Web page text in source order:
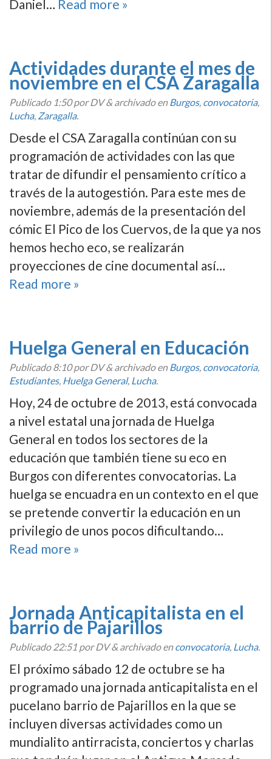
Daniel… Read more »
Actividades durante el mes de
noviembre en el CSA Zaragalla
Publicado 1:50por DV&archivado enBurgos, convocatoria,
Lucha, Zaragalla.
Desde el CSA Zaragalla continúan con su
programación de actividades con las que
tratar de difundir el pensamiento crí­tico a
través de la autogestión. Para este mes de
noviembre, además de la presentación del
cómic El Pico de los Cuervos, de la que ya nos
hemos hecho eco, se realizarán
proyecciones de cine documental así­…
Read more »
Huelga General en Educación
Publicado8:10por DV&archivado enBurgos, convocatoria,
Estudiantes, Huelga General, Lucha.
Hoy, 24 de octubre de 2013, está convocada
a nivel estatal una jornada de Huelga
General en todos los sectores de la
educación que también tiene su eco en
Burgos con diferentes convocatorias. La
huelga se encuadra en un contexto en el que
se pretende convertir la educación en un
privilegio de unos pocos dificultando…
Read more »
Jornada Anticapitalista en el
barrio de Pajarillos
Publicado22:51 por DV&archivado enconvocatoria, Lucha.
El próximo sábado 12 de octubre se ha
programado una jornada anticapitalista en el
pucelano barrio de Pajarillos en la que se
incluyen diversas actividades como un
mundialito antirracista, conciertos y charlas